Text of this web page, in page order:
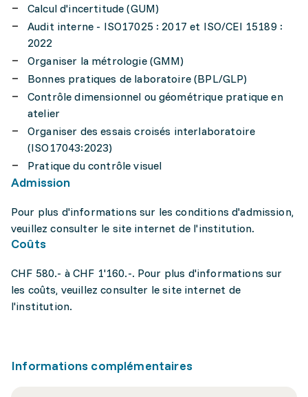
Calcul d'incertitude (GUM)
Audit interne - ISO17025 : 2017 et ISO/CEI 15189 :
2022
Organiser la métrologie (GMM)
Bonnes pratiques de laboratoire (BPL/GLP)
Contrôle dimensionnel ou géométrique pratique en
atelier
Organiser des essais croisés interlaboratoire
(ISO17043:2023)
Pratique du contrôle visuel
Admission
Pour plus d'informations sur les conditions d'admission,
veuillez consulter le site internet de l'institution.
Coûts
CHF 580.- à CHF 1'160.-. Pour plus d'informations sur
les coûts, veuillez consulter le site internet de
l'institution.
Informations complémentaires